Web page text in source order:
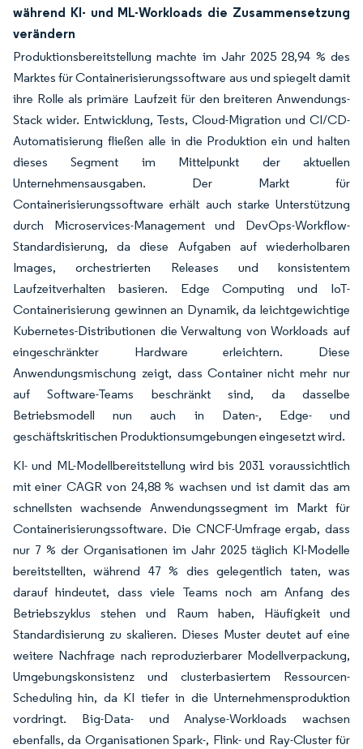
während KI- und ML-Workloads die Zusammensetzung
verändern
Produktionsbereitstellung machte im Jahr 2025 28,94 % des
Marktes für Containerisierungssoftware aus und spiegelt damit
ihre Rolle als primäre Laufzeit für den breiteren Anwendungs-
Stack wider. Entwicklung, Tests, Cloud-Migration und CI/CD-
Automatisierung fließen alle in die Produktion ein und halten
dieses Segment im Mittelpunkt der aktuellen
Unternehmensausgaben. Der Markt für
Containerisierungssoftware erhält auch starke Unterstützung
durch Microservices-Management und DevOps-Workflow-
Standardisierung, da diese Aufgaben auf wiederholbaren
Images, orchestrierten Releases und konsistentem
Laufzeitverhalten basieren. Edge Computing und IoT-
Containerisierung gewinnen an Dynamik, da leichtgewichtige
Kubernetes-Distributionen die Verwaltung von Workloads auf
eingeschränkter Hardware erleichtern. Diese
Anwendungsmischung zeigt, dass Container nicht mehr nur
auf Software-Teams beschränkt sind, da dasselbe
Betriebsmodell nun auch in Daten-, Edge- und
geschäftskritischen Produktionsumgebungen eingesetzt wird.
KI- und ML-Modellbereitstellung wird bis 2031 voraussichtlich
mit einer CAGR von 24,88 % wachsen und ist damit das am
schnellsten wachsende Anwendungssegment im Markt für
Containerisierungssoftware. Die CNCF-Umfrage ergab, dass
nur 7 % der Organisationen im Jahr 2025 täglich KI-Modelle
bereitstellten, während 47 % dies gelegentlich taten, was
darauf hindeutet, dass viele Teams noch am Anfang des
Betriebszyklus stehen und Raum haben, Häufigkeit und
Standardisierung zu skalieren. Dieses Muster deutet auf eine
weitere Nachfrage nach reproduzierbarer Modellverpackung,
Umgebungskonsistenz und clusterbasiertem Ressourcen-
Scheduling hin, da KI tiefer in die Unternehmensproduktion
vordringt. Big-Data- und Analyse-Workloads wachsen
ebenfalls, da Organisationen Spark-, Flink- und Ray-Cluster für